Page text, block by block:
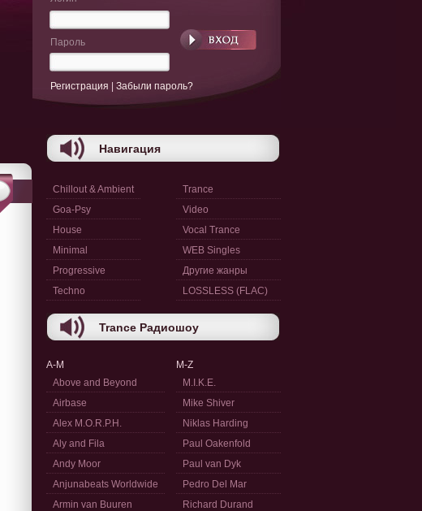
Пароль
Регистрация Забыли пароль?
Навигация
Chillout & Ambient
Goa-Psy
House
Minimal
Progressive
Techno
Trance
Video
Vocal Trance
WEB Singles
Другие жанры
LOSSLESS (FLAC)
Trance Радиошоу
A-M
Above and Beyond
Airbase
Alex M.O.R.P.H.
Aly and Fila
Andy Moor
Anjunabeats Worldwide
Armin van Buuren
M-Z
M.I.K.E.
Mike Shiver
Niklas Harding
Paul Oakenfold
Paul van Dyk
Pedro Del Mar
Richard Durand